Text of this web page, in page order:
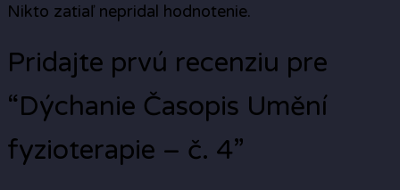
Nikto zatiaľ nepridal hodnotenie.
Pridajte prvú recenziu pre
“Dýchanie Časopis Umění
fyzioterapie – č. 4”